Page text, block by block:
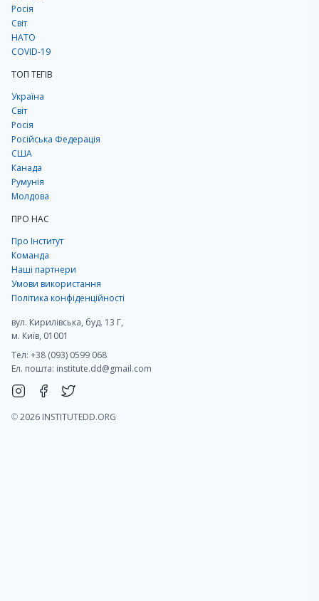
Росія
Світ
НАТО
COVID-19
ТОП ТЕГІВ
Україна
Світ
Росія
Російська Федерація
США
Канада
Румунія
Молдова
ПРО НАС
Про Інститут
Команда
Наші партнери
Умови використання
Політика конфіденційності
вул. Кирилівська, буд. 13 Г,
м. Київ, 01001
Тел: +38 (093) 0599 068
Ел. пошта: institute.dd@gmail.com
©2026 INSTITUTEDD.ORG